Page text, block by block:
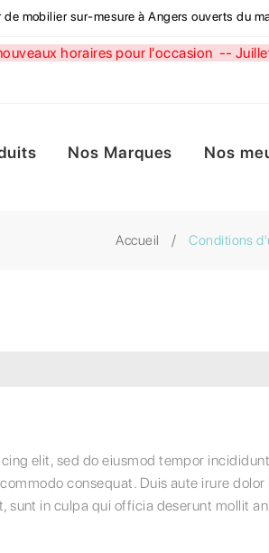
de mobilier sur-mesure à Angers ouverts du
horaires pour l'occasion --
Nos Marques Nos
Accueil Conditions
elit, sed do eiusmod tempor
consequat. Duis aute irure
in culpa qui officia deserunt mollit